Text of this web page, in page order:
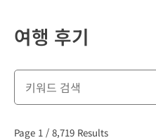
여행 후기
Page 1 / 8,719 Results